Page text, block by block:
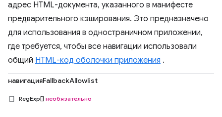
адрес HTML-документа, указанного в манифесте
предварительного кэширования. Это предназначено
для использования в одностраничном приложении,
где требуется, чтобы все навигации использовали
общий HTML-код оболочки приложения .
навигацияFallbackAllowlist
RegExp[] необязательно